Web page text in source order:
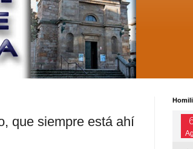
que siempre está ahí